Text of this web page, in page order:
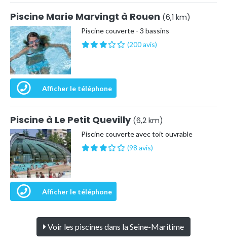
Piscine Marie Marvingt à Rouen (6,1 km)
Piscine couverte - 3 bassins
(200 avis)
Afficher le téléphone
Piscine à Le Petit Quevilly (6,2 km)
Piscine couverte avec toit ouvrable
(98 avis)
Afficher le téléphone
Voir les piscines dans la Seine-Maritime